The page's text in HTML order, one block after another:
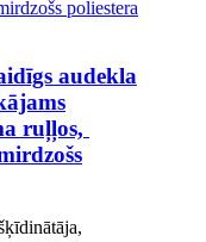
audekla
ruļļos,